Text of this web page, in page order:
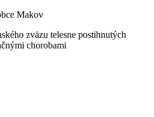
Makov
zväzu telesne postihnutých
chorobami